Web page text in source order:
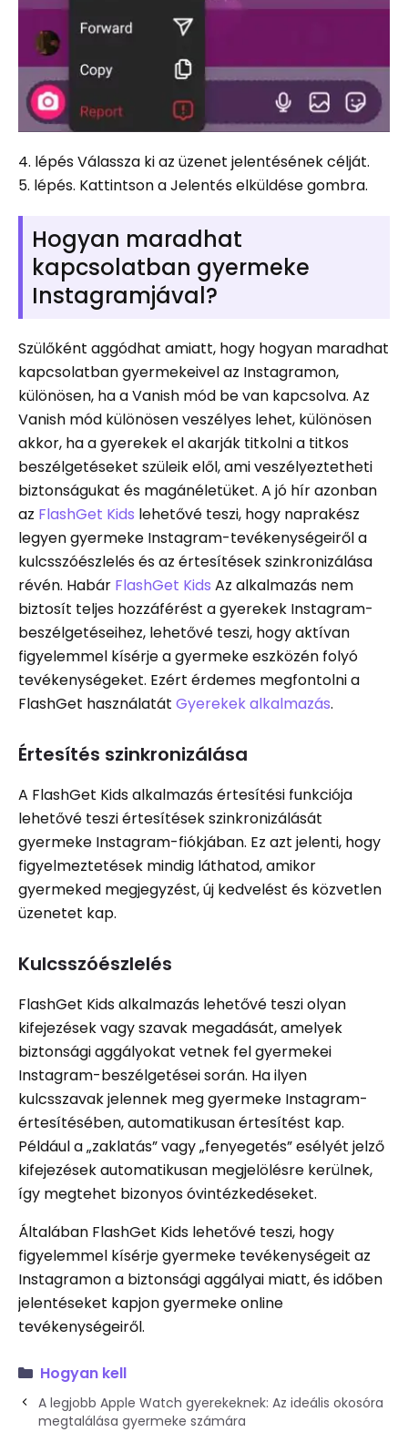
4. lépés Válassza ki az üzenet jelentésének célját.
5. lépés. Kattintson a Jelentés elküldése gombra.
Hogyan maradhat
kapcsolatban gyermeke
Instagramjával?
Szülőként aggódhat amiatt, hogy hogyan maradhat
kapcsolatban gyermekeivel az Instagramon,
különösen, ha a Vanish mód be van kapcsolva. Az
Vanish mód különösen veszélyes lehet, különösen
akkor, ha a gyerekek el akarják titkolni a titkos
beszélgetéseket szüleik elől, ami veszélyeztetheti
biztonságukat és magánéletüket. A jó hír azonban
az FlashGet Kids lehetővé teszi, hogy naprakész
legyen gyermeke Instagram-tevékenységeiről a
kulcsszóészlelés és az értesítések szinkronizálása
révén. Habár FlashGet Kids Az alkalmazás nem
biztosít teljes hozzáférést a gyerekek Instagram-
beszélgetéseihez, lehetővé teszi, hogy aktívan
figyelemmel kísérje a gyermeke eszközén folyó
tevékenységeket. Ezért érdemes megfontolni a
FlashGet használatát Gyerekek alkalmazás.
Értesítés szinkronizálása
A FlashGet Kids alkalmazás értesítési funkciója
lehetővé teszi értesítések szinkronizálását
gyermeke Instagram-fiókjában. Ez azt jelenti, hogy
figyelmeztetések mindig láthatod, amikor
gyermeked megjegyzést, új kedvelést és közvetlen
üzenetet kap.
Kulcsszóészlelés
FlashGet Kids alkalmazás lehetővé teszi olyan
kifejezések vagy szavak megadását, amelyek
biztonsági aggályokat vetnek fel gyermekei
Instagram-beszélgetései során. Ha ilyen
kulcsszavak jelennek meg gyermeke Instagram-
értesítésében, automatikusan értesítést kap.
Például a „zaklatás” vagy „fenyegetés” esélyét jelző
kifejezések automatikusan megjelölésre kerülnek,
így megtehet bizonyos óvintézkedéseket.
Általában FlashGet Kids lehetővé teszi, hogy
figyelemmel kísérje gyermeke tevékenységeit az
Instagramon a biztonsági aggályai miatt, és időben
jelentéseket kapjon gyermeke online
tevékenységeiről.
Hogyan kell
A legjobb Apple Watch gyerekeknek: Az ideális okosóra
megtalálása gyermeke számára